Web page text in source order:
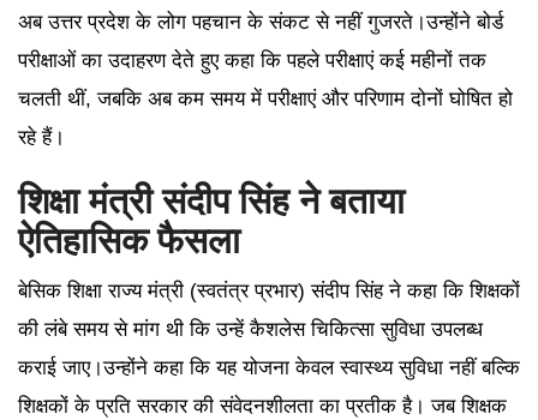
अब उत्तर प्रदेश के लोग पहचान के संकट से नहीं गुजरते।उन्होंने बोर्ड
परीक्षाओं का उदाहरण देते हुए कहा कि पहले परीक्षाएं कई महीनों तक
चलती थीं, जबकि अब कम समय में परीक्षाएं और परिणाम दोनों घोषित हो
रहे हैं।
शिक्षा मंत्री संदीप सिंह ने बताया
ऐतिहासिक फैसला
बेसिक शिक्षा राज्य मंत्री (स्वतंत्र प्रभार) संदीप सिंह ने कहा कि शिक्षकों
की लंबे समय से मांग थी कि उन्हें कैशलेस चिकित्सा सुविधा उपलब्ध
कराई जाए।उन्होंने कहा कि यह योजना केवल स्वास्थ्य सुविधा नहीं बल्कि
शिक्षकों के प्रति सरकार की संवेदनशीलता का प्रतीक है। जब शिक्षक